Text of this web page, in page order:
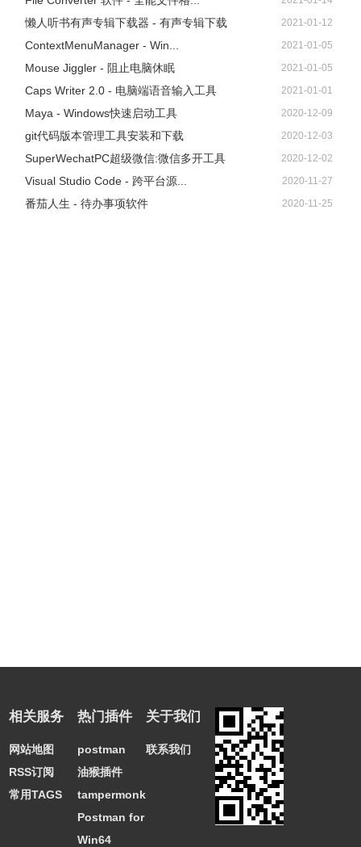
懒人听书有声专辑下载器 - 有声专辑下载 2021-01-12
ContextMenuManager - Win... 2021-01-05
Mouse Jiggler - 阻止电脑休眠 2021-01-05
Caps Writer 2.0 - 电脑端语音输入工具 2021-01-01
Maya - Windows快速启动工具 2020-12-09
git代码版本管理工具安装和下载 2020-12-03
SuperWechatPC超级微信:微信多开工具 2020-12-02
Visual Studio Code - 跨平台源... 2020-11-27
番茄人生 - 待办事项软件 2020-11-25
相关服务
网站地图
RSS订阅
常用TAGS
热门插件
postman
油猴插件
tampermonkey
Postman for
Win64
关于我们
联系我们